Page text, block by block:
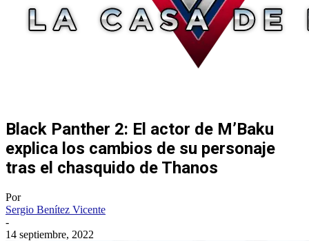
Black Panther 2: El actor de M’Baku
explica los cambios de su personaje
tras el chasquido de Thanos
Por
Sergio Benítez Vicente
-
14 septiembre, 2022